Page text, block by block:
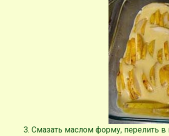
Смазать маслом форму, перелить в